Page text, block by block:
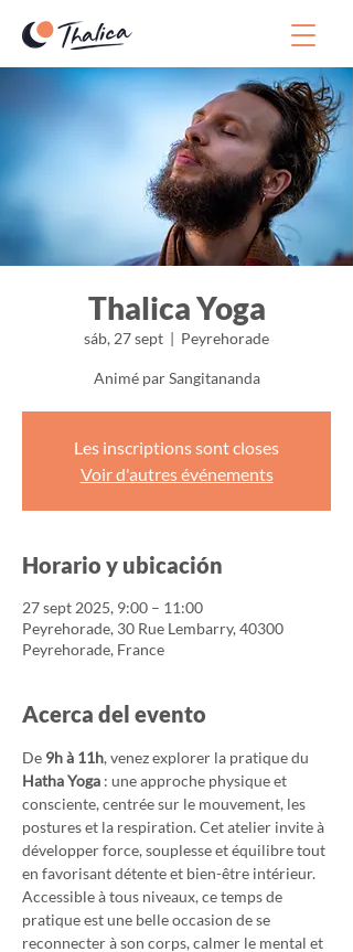
Thalica Yoga
sáb, 27 sept
  |
Peyrehorade
Animé par Sangitananda
Les inscriptions sont closes
Voir d'autres événements
Horario y ubicación
27 sept 2025, 9:00 – 11:00
Peyrehorade, 30 Rue Lembarry, 40300
Peyrehorade, France
Acerca del evento
De 9h à 11h, venez explorer la pratique du
Hatha Yoga : une approche physique et
consciente, centrée sur le mouvement, les
postures et la respiration. Cet atelier invite à
développer force, souplesse et équilibre tout
en favorisant détente et bien-être intérieur.
Accessible à tous niveaux, ce temps de
pratique est une belle occasion de se
reconnecter à son corps, calmer le mental et